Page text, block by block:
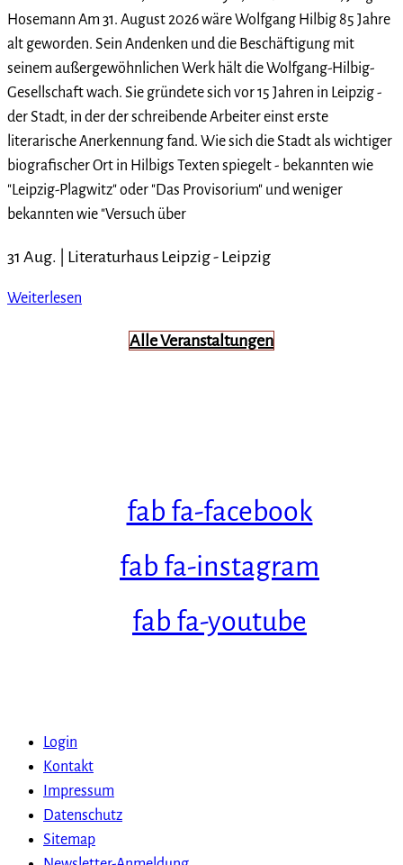
Hosemann Am 31. August 2026 wäre Wolfgang Hilbig 85 Jahre
alt geworden. Sein Andenken und die Beschäftigung mit
seinem außergewöhnlichen Werk hält die Wolfgang-Hilbig-
Gesellschaft wach. Sie gründete sich vor 15 Jahren in Leipzig -
der Stadt, in der der schreibende Arbeiter einst erste
literarische Anerkennung fand. Wie sich die Stadt als wichtiger
biografischer Ort in Hilbigs Texten spiegelt - bekannten wie
"Leipzig-Plagwitz" oder "Das Provisorium" und weniger
bekannten wie "Versuch über
31 Aug. | Literaturhaus Leipzig- Leipzig
Weiterlesen
Alle Veranstaltungen
fab fa-facebook
fab fa-instagram
fab fa-youtube
Login
Kontakt
Impressum
Datenschutz
Sitemap